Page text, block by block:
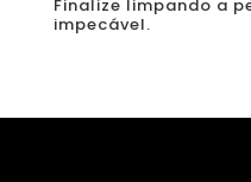
Finalize limpando a
impecável.